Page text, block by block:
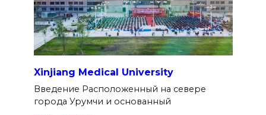
Xinjiang Medical University
Введение Расположенный на севере
города Урумчи и основанный